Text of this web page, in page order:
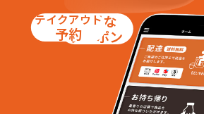
お得な
クーポン
テイクアウト
予約